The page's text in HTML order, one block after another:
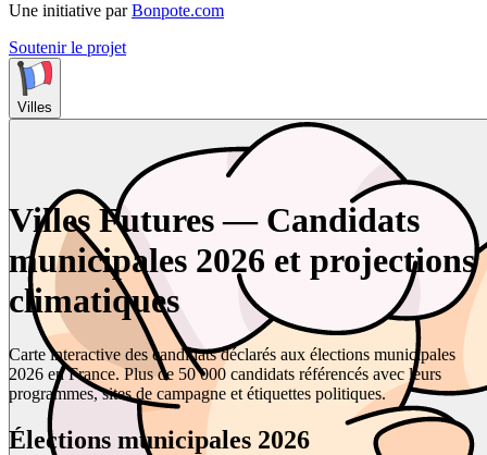
Une initiative par Bonpote.com
Soutenir le projet
Villes
Villes Futures — Candidats
municipales 2026 et projections
climatiques
Carte interactive des candidats déclarés aux élections municipales
2026 en France. Plus de 50 000 candidats référencés avec leurs
programmes, sites de campagne et étiquettes politiques.
Élections municipales 2026